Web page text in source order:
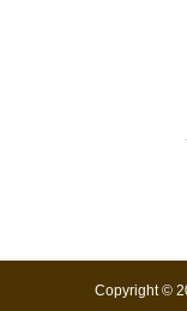
Copyright ©